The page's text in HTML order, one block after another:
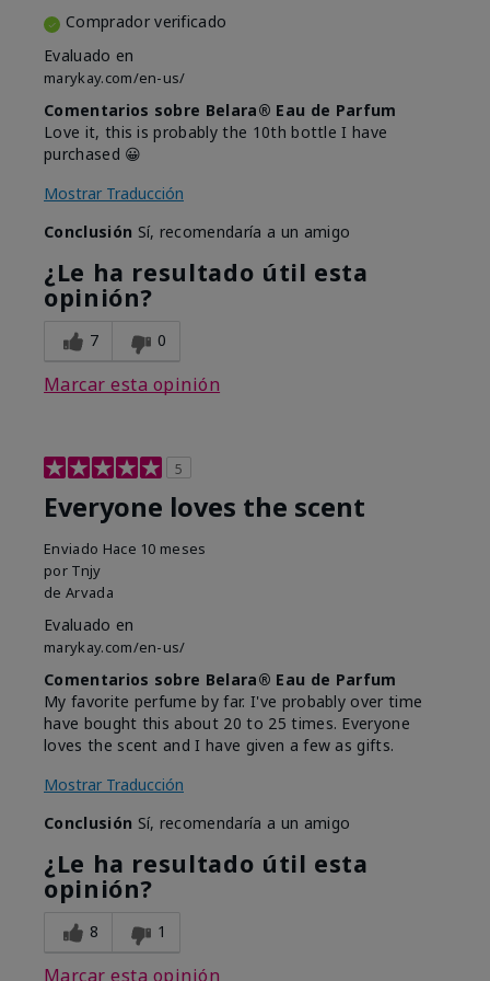
Comprador verificado
Evaluado en
marykay.com/en-us/
Comentarios sobre Belara® Eau de Parfum
Love it, this is probably the 10th bottle I have
purchased 😀
Mostrar Traducción
Conclusión Sí, recomendaría a un amigo
¿Le ha resultado útil esta
opinión?
7 0
Marcar esta opinión
5
Everyone loves the scent
Enviado Hace 10 meses
por Tnjy
de Arvada
Evaluado en
marykay.com/en-us/
Comentarios sobre Belara® Eau de Parfum
My favorite perfume by far. I've probably over time
have bought this about 20 to 25 times. Everyone
loves the scent and I have given a few as gifts.
Mostrar Traducción
Conclusión Sí, recomendaría a un amigo
¿Le ha resultado útil esta
opinión?
8 1
Marcar esta opinión